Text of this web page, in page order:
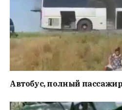
Автобус, полный